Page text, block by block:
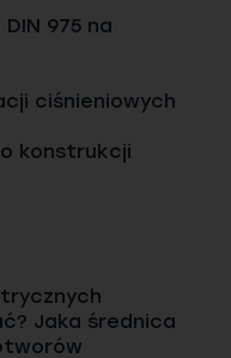
975 na
ciśnieniowych
konstrukcji
Jaka średnica